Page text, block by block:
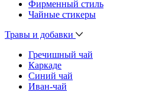
Фирменный стиль
Чайные стикеры
Травы и добавки
Гречишный чай
Каркаде
Синий чай
Иван-чай